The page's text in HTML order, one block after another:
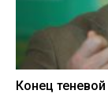
Конец